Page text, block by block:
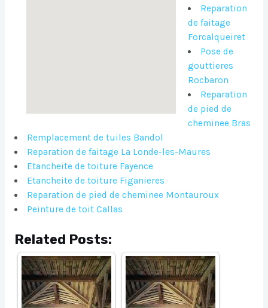
Reparation
de faitage
Forcalqueiret
Pose de
gouttieres
Rocbaron
Reparation
de pied de
cheminee Bras
Remplacement de tuiles Bandol
Reparation de faitage La Londe-les-Maures
Etancheite de toiture Fayence
Etancheite de toiture Figanieres
Reparation de pied de cheminee Montauroux
Peinture de toit Callas
Related Posts: